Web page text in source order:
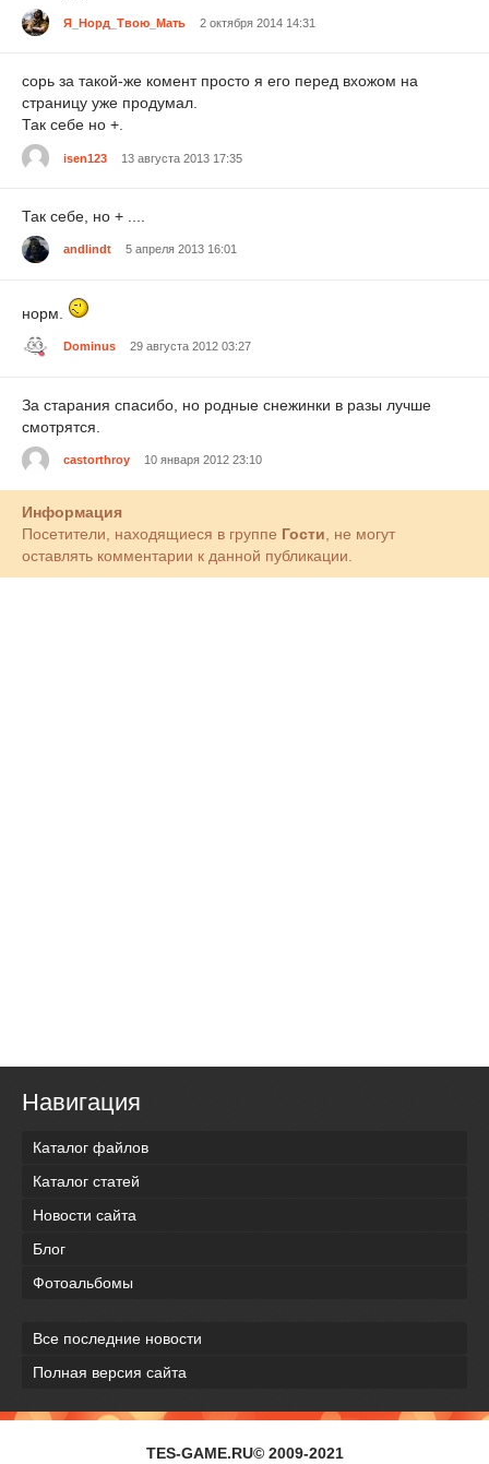
Я_Норд_Твою_Мать 2 октября 2014 14:31
сорь за такой-же комент просто я его перед вхожом на
страницу уже продумал.
Так себе но +.
isen123 13 августа 2013 17:35
Так себе, но + ....
andlindt 5 апреля 2013 16:01
норм.
Dominus 29 августа 2012 03:27
За старания спасибо, но родные снежинки в разы лучше
смотрятся.
castorthroy 10 января 2012 23:10
Информация
Посетители, находящиеся в группе Гости , не могут
оставлять комментарии к данной публикации.
Навигация
Каталог файлов
Каталог статей
Новости сайта
Блог
Фотоальбомы
Все последние новости
Полная версия сайта
TES-GAME.RU© 2009-2021